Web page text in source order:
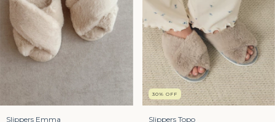
Slippers Emma
30% OFF
Slippers Topo